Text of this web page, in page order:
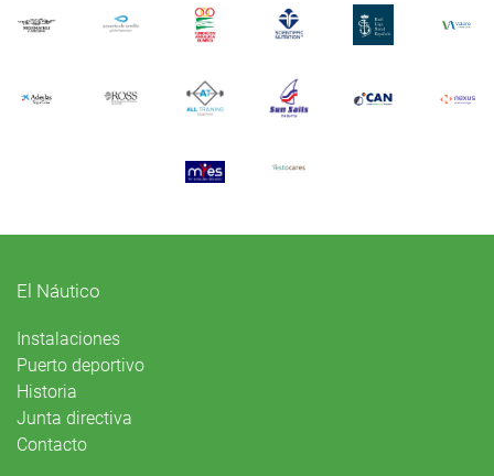
El Náutico
Instalaciones
Puerto deportivo
Historia
Junta directiva
Contacto